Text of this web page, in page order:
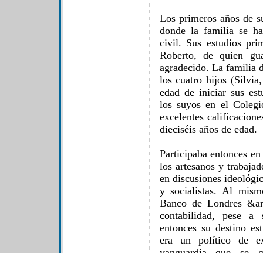
Los primeros años de
donde la familia se
civil. Sus estudios
Roberto, de quien
agradecido. La familia
los cuatro hijos
edad de iniciar sus
los suyos en el
excelentes
dieciséis años de edad.
Participaba entonces
los artesanos y
en discusiones
y socialistas. Al
Banco de Londres
contabilidad, pese
entonces su destino
era un político de